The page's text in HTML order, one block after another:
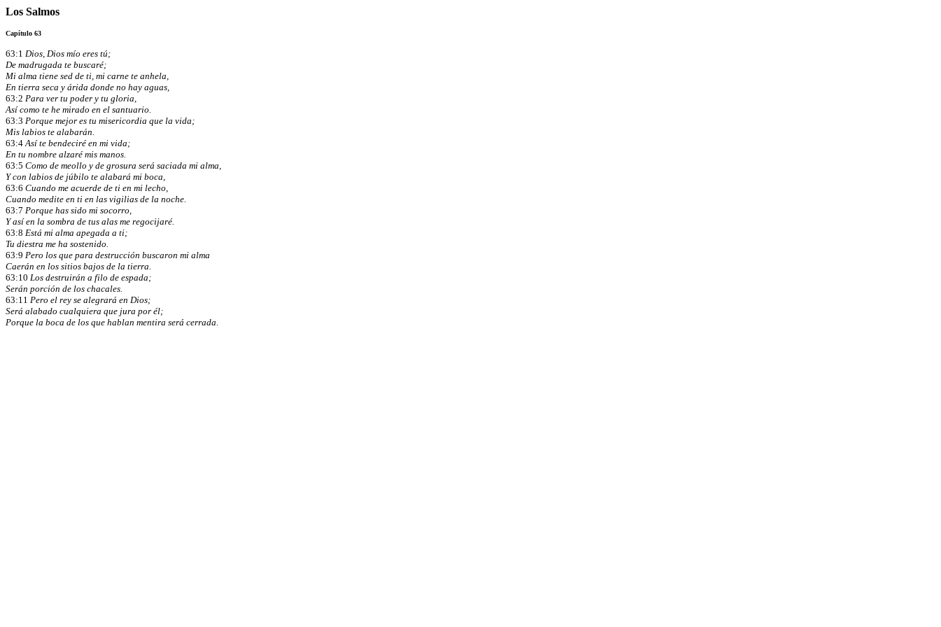
Los Salmos
Capítulo 63
63:1 Dios, Dios mío eres tú;
De madrugada te buscaré;
Mi alma tiene sed de ti, mi carne te anhela,
En tierra seca y árida donde no hay aguas,
63:2 Para ver tu poder y tu gloria,
Así como te he mirado en el santuario.
63:3 Porque mejor es tu misericordia que la vida;
Mis labios te alabarán.
63:4Así te bendeciré en mi vida;
En tu nombre alzaré mis manos.
63:5 Como de meollo y de grosura será saciada mi alma,
Y con labios de júbilo te alabará mi boca,
63:6 Cuando me acuerde de ti en mi lecho,
Cuando medite en ti en las vigilias de la noche.
63:7 Porque has sido mi socorro,
Y así en la sombra de tus alas me regocijaré.
63:8 Está mi alma apegada a ti;
Tu diestra me ha sostenido.
63:9 Pero los que para destrucción buscaron mi alma
Caerán en los sitios bajos de la tierra.
63:10 Los destruirán a filo de espada;
Serán porción de los chacales.
63:11 Pero el rey se alegrará en Dios;
Será alabado cualquiera que jura por él;
Porque la boca de los que hablan mentira será cerrada.